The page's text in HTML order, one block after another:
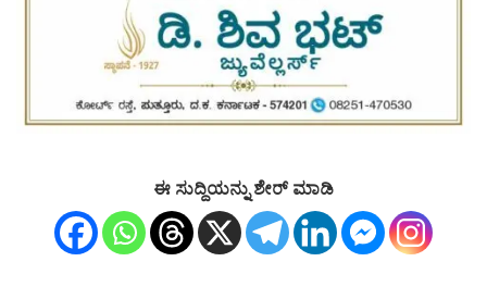
ಈ ಸುದ್ದಿಯನ್ನು ಶೇರ್ ಮಾಡಿ